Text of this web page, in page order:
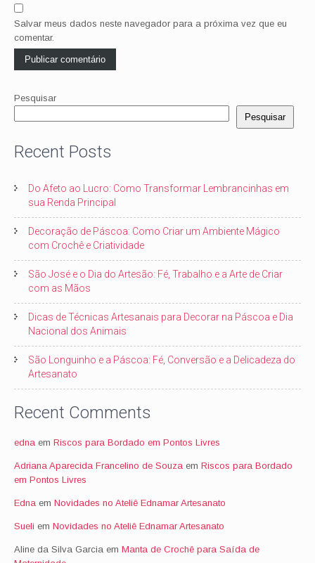
Salvar meus dados neste navegador para a próxima vez que eu
comentar.
Pesquisar
Pesquisar
Recent Posts
Do Afeto ao Lucro: Como Transformar Lembrancinhas em
sua Renda Principal
Decoração de Páscoa: Como Criar um Ambiente Mágico
com Crochê e Criatividade
São José e o Dia do Artesão: Fé, Trabalho e a Arte de Criar
com as Mãos
Dicas de Técnicas Artesanais para Decorar na Páscoa e Dia
Nacional dos Animais
São Longuinho e a Páscoa: Fé, Conversão e a Delicadeza do
Artesanato
Recent Comments
edna em Riscos para Bordado em Pontos Livres
Adriana Aparecida Francelino de Souza em Riscos para Bordado
em Pontos Livres
Edna em Novidades no Ateliê Ednamar Artesanato
Sueli em Novidades no Ateliê Ednamar Artesanato
Aline da Silva Garcia em Manta de Crochê para Saída de